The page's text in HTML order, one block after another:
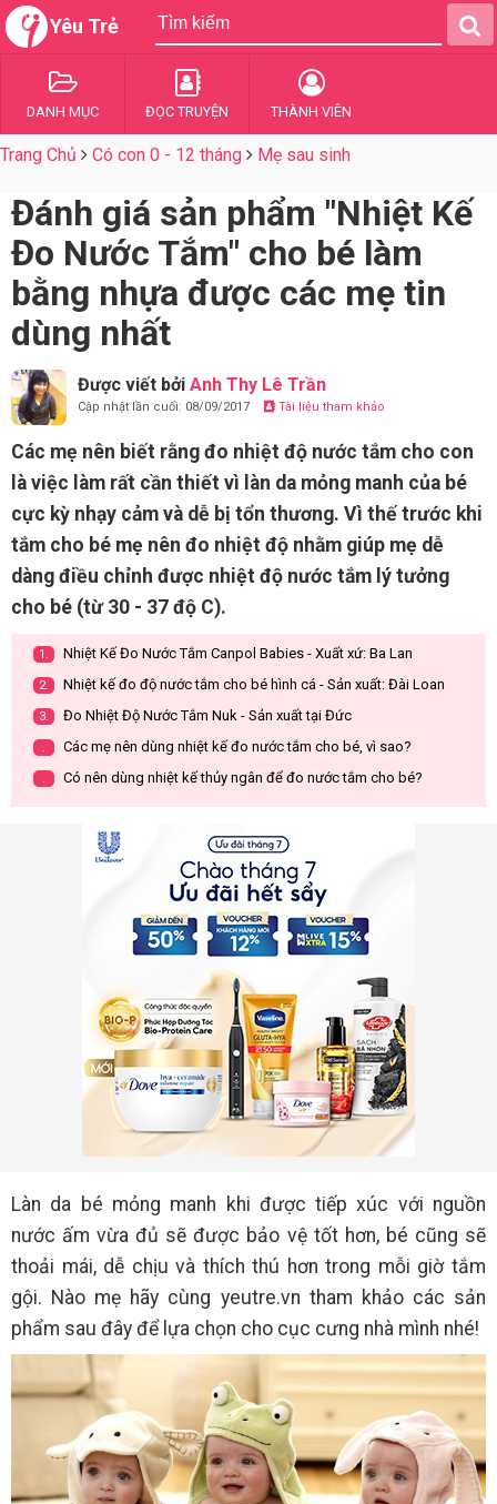
Yêu Trẻ
DANH MỤC ĐỌC TRUYỆN THÀNH VIÊN
Trang Chủ Có con 0 - 12 tháng Mẹ sau sinh
Đánh giá sản phẩm "Nhiệt Kế
Đo Nước Tắm" cho bé làm
bằng nhựa được các mẹ tin
dùng nhất
Được viết bởi Anh Thy Lê Trần
Cập nhật lần cuối: 08/09/2017 Tài liệu tham khảo
Các mẹ nên biết rằng đo nhiệt độ nước tắm cho con
là việc làm rất cần thiết vì làn da mỏng manh của bé
cực kỳ nhạy cảm và dễ bị tổn thương. Vì thế trước khi
tắm cho bé mẹ nên đo nhiệt độ nhằm giúp mẹ dễ
dàng điều chỉnh được nhiệt độ nước tắm lý tưởng
cho bé (từ 30 - 37 độ C).
1. Nhiệt Kế Đo Nước Tắm Canpol Babies - Xuất xứ: Ba Lan
2. Nhiệt kế đo độ nước tắm cho bé hình cá - Sản xuất: Đài Loan
3. Đo Nhiệt Độ Nước Tắm Nuk - Sản xuất tại Đức
. Các mẹ nên dùng nhiệt kế đo nước tắm cho bé, vì sao?
. Có nên dùng nhiệt kế thủy ngân để đo nước tắm cho bé?
Làn da bé mỏng manh khi được tiếp xúc với nguồn
nước ấm vừa đủ sẽ được bảo vệ tốt hơn, bé cũng sẽ
thoải mái, dễ chịu và thích thú hơn trong mỗi giờ tắm
gội. Nào mẹ hãy cùng yeutre.vn tham khảo các sản
phẩm sau đây để lựa chọn cho cục cưng nhà mình nhé!